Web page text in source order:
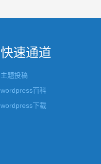
快速通道
主题投稿
wordpress百科
wordpress下载